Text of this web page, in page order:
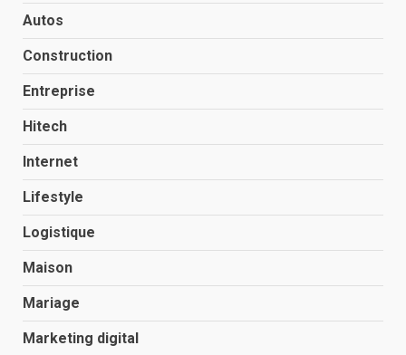
Autos
Construction
Entreprise
Hitech
Internet
Lifestyle
Logistique
Maison
Mariage
Marketing digital